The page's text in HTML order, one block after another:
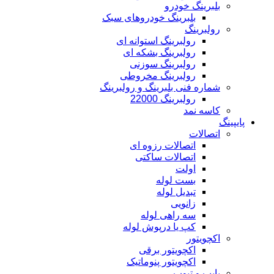
بلبرینگ خودرو
بلبرینگ خودروهای سبک
رولبرینگ
رولبرینگ استوانه ای
رولبرینگ بشکه ای
رولبرینگ سوزنی
رولبرینگ مخروطی
شماره فنی بلبرینگ و رولبرینگ
رولبرینگ 22000
کاسه نمد
پایپینگ
اتصالات
اتصالات رزوه ای
اتصالات ساکتی
اولت
بست لوله
تبدیل لوله
زانویی
سه راهی لوله
کپ یا درپوش لوله
اکچویتور
اکچویتور برقی
اکچویتور پنوماتیک